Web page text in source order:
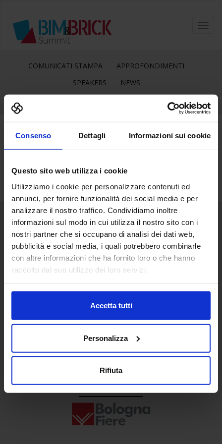
Consenso Dettagli Informazioni sui cookie
Questo sito web utilizza i cookie
Utilizziamo i cookie per personalizzare contenuti ed
annunci, per fornire funzionalità dei social media e per
analizzare il nostro traffico. Condividiamo inoltre
informazioni sul modo in cui utilizza il nostro sito con i
nostri partner che si occupano di analisi dei dati web,
pubblicità e social media, i quali potrebbero combinarle
con altre informazioni che ha fornito loro o che hanno
raccolto dal suo utilizzo dei loro servizi.
Accetta tutti
Personalizza
Rifiuta
COMUNICATI STAMPA
APPROFONDIMENTI
SPEAKERS
NEWS
Senaf srl
+ 39 02.332039460
Progetto e direzione